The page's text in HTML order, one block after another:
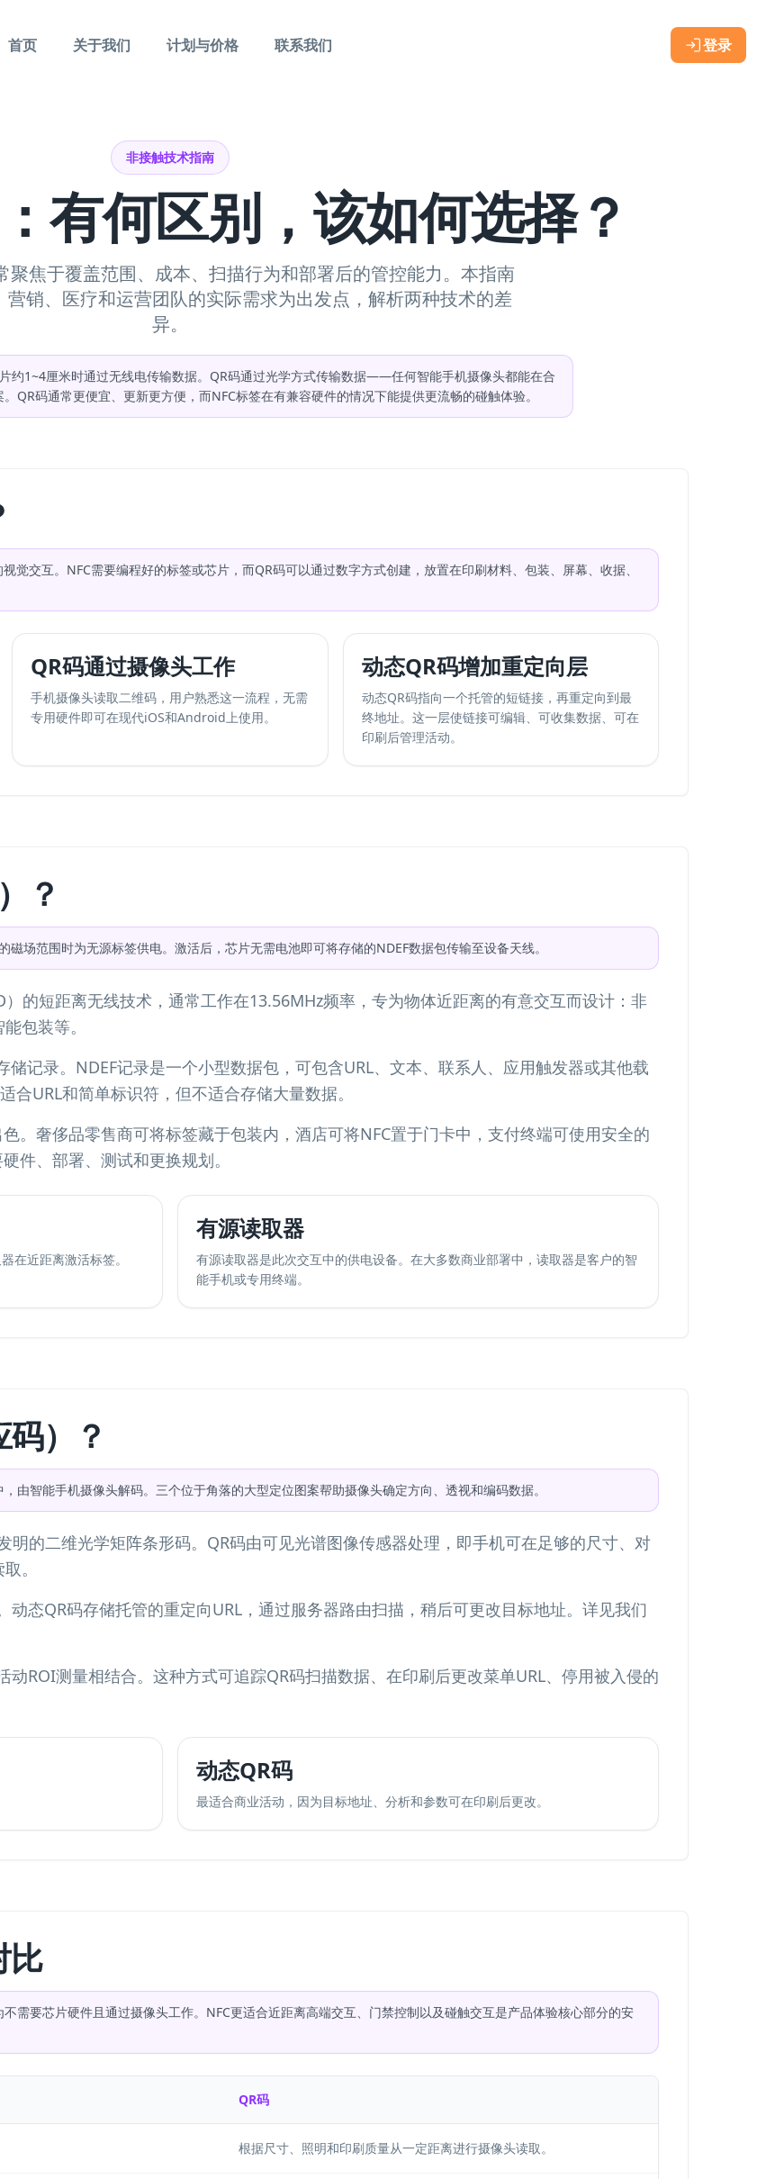
首页
关于我们 计划与价格 联系我们 登录
非接触技术指南
有何区别，该如何选择？
聚焦于覆盖范围、成本、扫描行为和部署后的管控能力。本指南
营销、医疗和运营团队的实际需求为出发点，解析两种技术的差
异。
约1~4厘米时通过无线电传输数据。QR码通过光学方式传输数据——任何智能手机摄像头都能在合
QR码通常更便宜、更新更方便，而NFC标签在有兼容硬件的情况下能提供更流畅的碰触体验。
觉交互。NFC需要编程好的标签或芯片，而QR码可以通过数字方式创建，放置在印刷材料、包装、屏幕、收据、
QR码通过摄像头工作
手机摄像头读取二维码，用户熟悉这一流程，无需
专用硬件即可在现代iOS和Android上使用。
动态QR码增加重定向层
动态QR码指向一个托管的短链接，再重定向到最
终地址。这一层使链接可编辑、可收集数据、可在
印刷后管理活动。
？
场范围时为无源标签供电。激活后，芯片无需电池即可将存储的NDEF数据包传输至设备天线。
的短距离无线技术，通常工作在13.56MHz频率，专为物体近距离的有意交互而设计：非
包装等。
储记录。NDEF记录是一个小型数据包，可包含URL、文本、联系人、应用触发器或其他载
URL和简单标识符，但不适合存储大量数据。
。奢侈品零售商可将标签藏于包装内，酒店可将NFC置于门卡中，支付终端可使用安全的
件、部署、测试和更换规划。
在近距离激活标签。
有源读取器
有源读取器是此次交互中的供电设备。在大多数商业部署中，读取器是客户的智
能手机或专用终端。
）？
由智能手机摄像头解码。三个位于角落的大型定位图案帮助摄像头确定方向、透视和编码数据。
明的二维光学矩阵条形码。QR码由可见光谱图像传感器处理，即手机可在足够的尺寸、对
。
态QR码存储托管的重定向URL，通过服务器路由扫描，稍后可更改目标地址。详见我们
动ROI测量相结合。这种方式可追踪QR码扫描数据、在印刷后更改菜单URL、停用被入侵的
动态QR码
最适合商业活动，因为目标地址、分析和参数可在印刷后更改。
比
需要芯片硬件且通过摄像头工作。NFC更适合近距离高端交互、门禁控制以及碰触交互是产品体验核心部分的安
QR码
根据尺寸、照明和印刷质量从一定距离进行摄像头读取。